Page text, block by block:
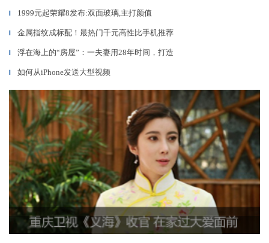
▎ 1999元起荣耀8发布:双面玻璃,主打颜值
▎ 金属指纹成标配！最热门千元高性比手机推荐
▎ 浮在海上的“房屋”：一夫妻用28年时间，打造
▎ 如何从iPhone发送大型视频